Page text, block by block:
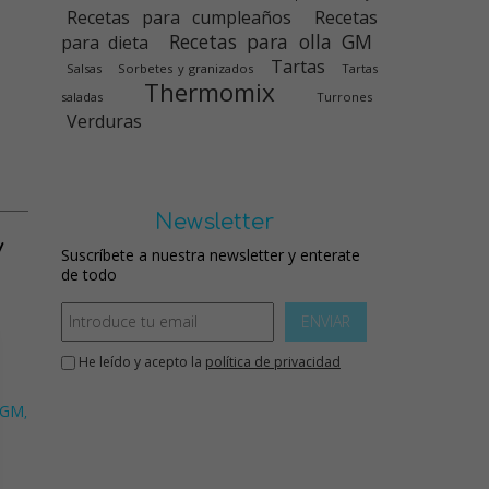
,
Recetas para cumpleaños
Recetas
para dieta
Recetas para olla GM
Salsas Sorbetes y granizados Tartas
Tartas
saladas
Thermomix Turrones
Verduras
Newsletter
Suscríbete a nuestra newsletter y enterate
de todo
ENVIAR
He leído y acepto la política de privacidad